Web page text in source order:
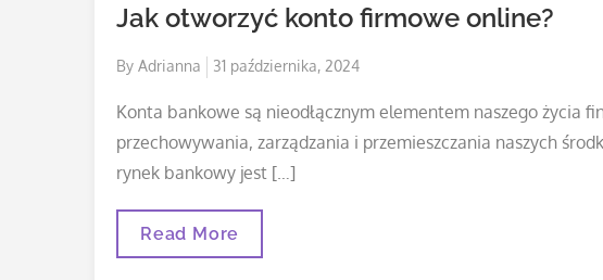
Ekologiczne
Jak otworzyć konto firmowe online?
By Adrianna
Posted
31 października, 2024
Konta bankowe są nieodłącznym elementem naszego życia
przechowywania, zarządzania i przemieszczania naszych
rynek bankowy jest […]
Jak
Read More